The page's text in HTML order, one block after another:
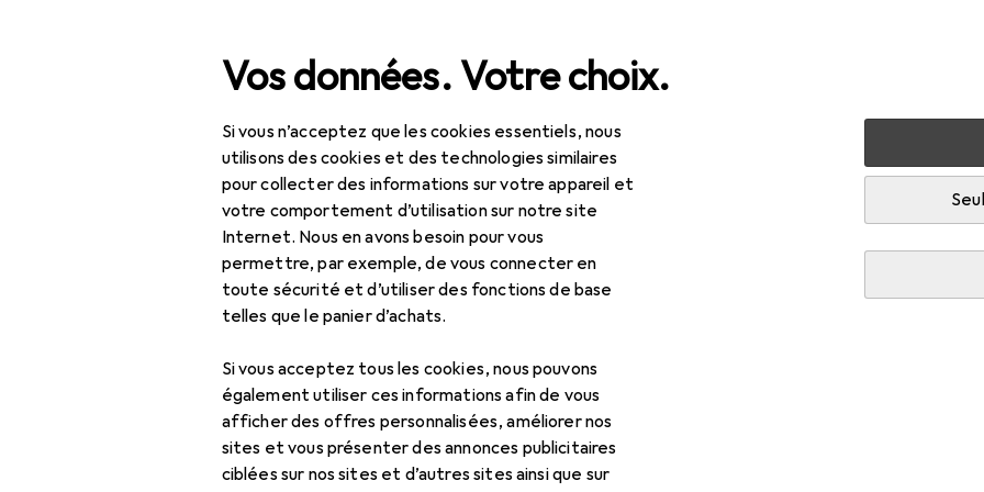
Vos données. Votre choix.
Si vous n’acceptez que les cookies essentiels, nous
utilisons des cookies et des technologies similaires
pour collecter des informations sur votre appareil et
votre comportement d’utilisation sur notre site
Internet. Nous en avons besoin pour vous
permettre, par exemple, de vous connecter en
toute sécurité et d’utiliser des fonctions de base
telles que le panier d’achats.
Si vous acceptez tous les cookies, nous pouvons
également utiliser ces informations afin de vous
afficher des offres personnalisées, améliorer nos
sites et vous présenter des annonces publicitaires
ciblées sur nos sites et d’autres sites ainsi que sur
Recherche
Tout l'assortiment IT + multimédia Périphériques
EUR
24,07
HamaEMW-500ML
Accessoires pour Hama EMW-500ML